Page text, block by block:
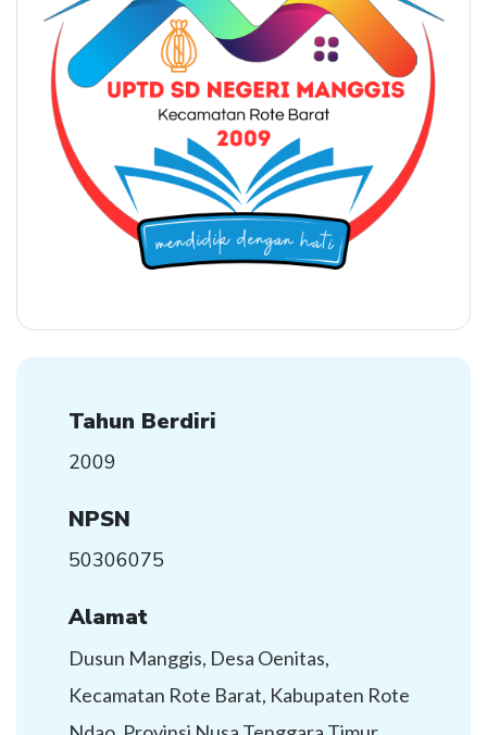
Tahun Berdiri
2009
NPSN
50306075
Alamat
Dusun Manggis, Desa Oenitas,
Kecamatan Rote Barat, Kabupaten Rote